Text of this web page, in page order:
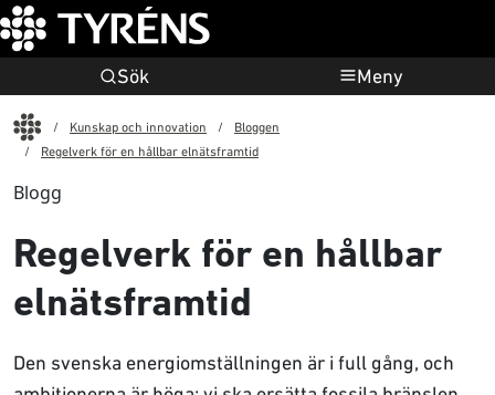
Sök Meny
Kunskap och innovation
Bloggen
Regelverk för en hållbar elnätsframtid
Blogg
Regelverk för en hållbar
elnätsframtid
Den svenska energiomställningen är i full gång, och